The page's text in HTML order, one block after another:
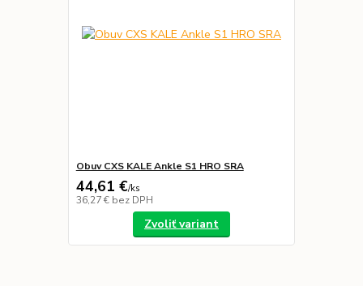
Obuv CXS KALE Ankle S1 HRO SRA
44,61 €/ks
36,27 € bez DPH
Zvoliť variant